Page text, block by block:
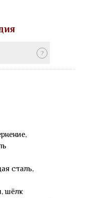
сталь,
шёлк